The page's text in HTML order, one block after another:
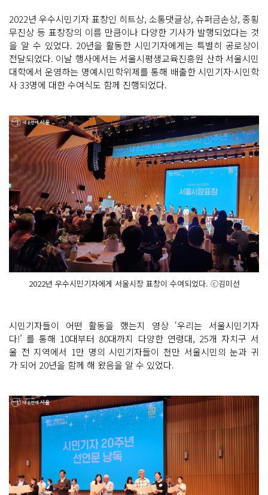
2022년 우수시민기자 표창인 히트상, 소통댓글상, 슈퍼금손상, 종횡
무진상 등 표창장의 이름 만큼이나 다양한 기사가 발행되었다는 것
을 알 수 있었다. 20년을 활동한 시민기자에게는 특별히 공로상이
전달되었다. 이날 행사에서는 서울시평생교육진흥원 산하 서울시민
대학에서 운영하는 명예시민학위제를 통해 배출한 시민기자·시민학
사 33명에 대한 수여식도 함께 진행되었다.
2022년 우수시민기자에게 서울시장 표창이 수여되었다. ⓒ김미선
시민기자들이 어떤 활동을 했는지 영상 ‘우리는 서울시민기자
다!’ 를 통해 10대부터 80대까지 다양한 연령대, 25개 자치구 서
울 전 지역에서 1만 명의 시민기자들이 천만 서울시민의 눈과 귀
가 되어 20년을 함께 해 왔음을 알 수 있었다.